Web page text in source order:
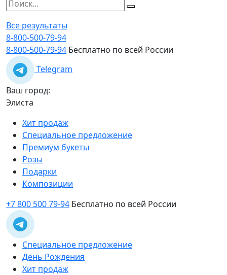
Все результаты
8-800-500-79-94
8-800-500-79-94 Бесплатно по всей России
Telegram
Ваш город:
Элиста
Хит продаж
Специальное предложение
Премиум букеты
Розы
Подарки
Композиции
+7 800 500 79-94 Бесплатно по всей России
Специальное предложение
День Рождения
Хит продаж